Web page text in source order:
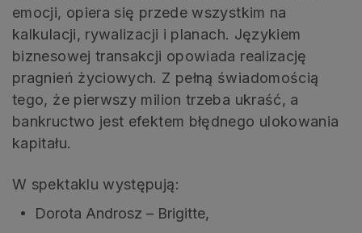
emocji, opiera się przede wszystkim na
kalkulacji, rywalizacji i planach. Językiem
biznesowej transakcji opowiada realizację
pragnień życiowych. Z pełną świadomością
tego, że pierwszy milion trzeba ukraść, a
bankructwo jest efektem błędnego ulokowania
kapitału.
W spektaklu występują:
Dorota Androsz – Brigitte,